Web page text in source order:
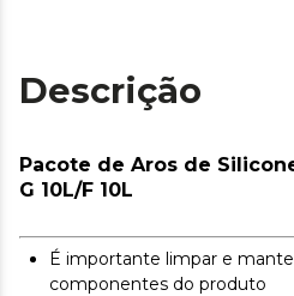
Descrição
Pacote de Aros de
G 10L/F 10L
É importante limpar e
componentes do produto